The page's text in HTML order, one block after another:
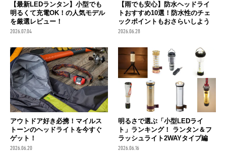
【最新LEDランタン】小型でも
明るくて充電OK！の人気モデル
を厳選レビュー！
2026.07.04
【雨でも安心】防水ヘッドライ
トおすすめ10選！防水性のチェ
ックポイントもおさらいしよう
2026.06.28
アウトドア好き必携！マイルス
トーンのヘッドライトを今すぐ
ゲット！
2026.06.20
明るさで選ぶ「小型LEDライ
ト」ランキング！ ランタン＆フ
ラッシュライト2WAYタイプ編
2026.06.16